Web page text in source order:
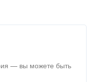
— вы можете быть